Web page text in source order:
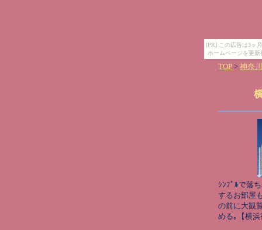
[PR] この広告は3ヶ
ホームページを更
TOP > 神奈
ｼﾝﾌﾟﾙで落
するお部屋
の前に大観
める｡【横